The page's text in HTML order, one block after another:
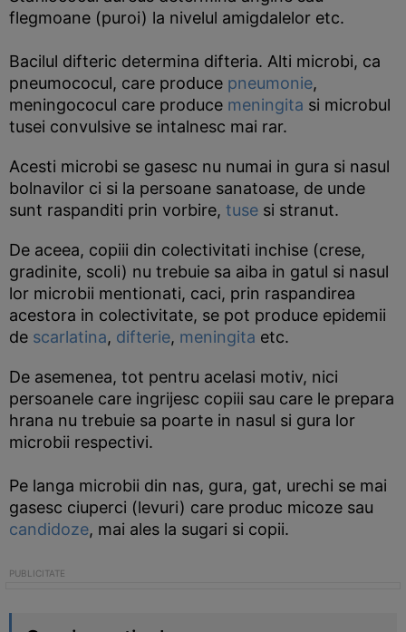
flegmoane (puroi) la nivelul amigdalelor etc.
Bacilul difteric determina difteria. Alti microbi, ca
pneumococul, care produce pneumonie,
meningococul care produce meningita si microbul
tusei convulsive se intalnesc mai rar.
Acesti microbi se gasesc nu numai in gura si nasul
bolnavilor ci si la persoane sanatoase, de unde
sunt raspanditi prin vorbire, tuse si stranut.
De aceea, copiii din colectivitati inchise (crese,
gradinite, scoli) nu trebuie sa aiba in gatul si nasul
lor microbii mentionati, caci, prin raspandirea
acestora in colectivitate, se pot produce epidemii
de scarlatina, difterie, meningita etc.
De asemenea, tot pentru acelasi motiv, nici
persoanele care ingrijesc copiii sau care le prepara
hrana nu trebuie sa poarte in nasul si gura lor
microbii respectivi.
Pe langa microbii din nas, gura, gat, urechi se mai
gasesc ciuperci (levuri) care produc micoze sau
candidoze, mai ales la sugari si copii.